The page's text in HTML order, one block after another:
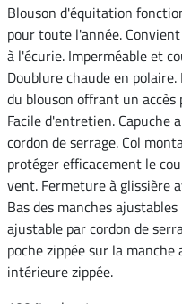
Blouson d'équitation
pour toute l'année.
à l'écurie. Imperméable et
Doublure chaude en
du blouson offrant un
Facile d'entretien. Capuche
cordon de serrage. Col
protéger efficacement le
vent. Fermeture à glissière
Bas des manches
ajustable par cordon de
poche zippée sur la
intérieure zippée.